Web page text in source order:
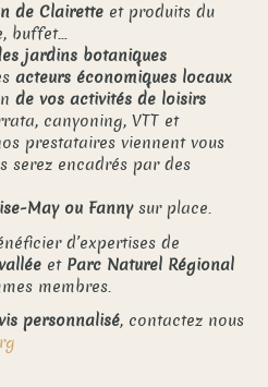
de Clairette et produits du
buffet…
jardins botaniques
acteurs économiques locaux
de vos activités de loisirs
canyoning, VTT et
prestataires viennent vous
serez encadrés par des
May ou Fannysur place.
d’expertises de
et Parc Naturel Régional
membres.
personnalisé, contactez nous